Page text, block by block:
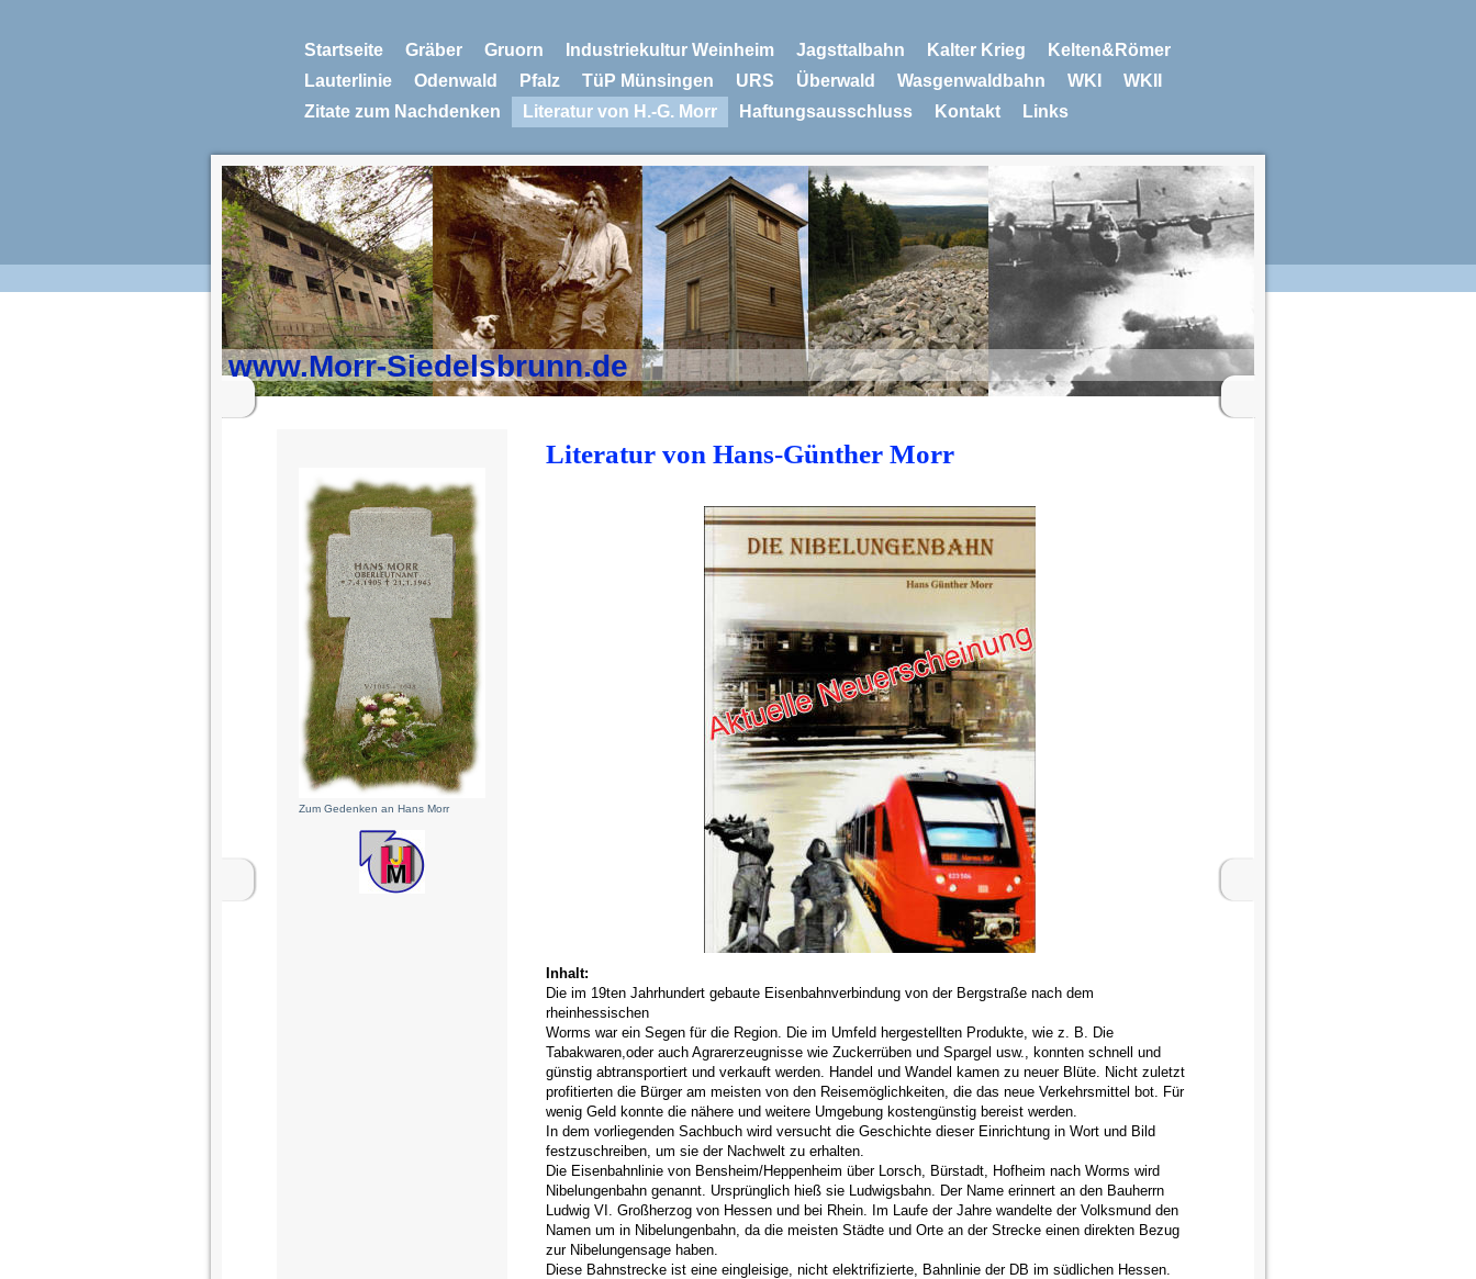
Startseite Gräber Gruorn Industriekultur Weinheim Jagsttalbahn Kalter Krieg
Kelten&Römer
Lauterlinie
Odenwald Pfalz TüP Münsingen URS Überwald Wasgenwaldbahn WKI
WKII
Zitate zum Nachdenken
Literatur von H.-G. Morr Haftungsausschluss Kontakt Links
www.Morr-Siedelsbrunn.de
Zum Gedenken an Hans Morr
Literatur von Hans-Günther Morr
Inhalt:
Die im 19ten Jahrhundert gebaute Eisenbahnverbindung von der Bergstraße nach dem
rheinhessischen
Worms war ein Segen für die Region. Die im Umfeld hergestellten Produkte, wie z. B. Die
Tabakwaren,oder auch Agrarerzeugnisse wie Zuckerrüben und Spargel usw., konnten schnell und
günstig abtransportiert und verkauft werden. Handel und Wandel kamen zu neuer Blüte. Nicht zuletzt
profitierten die Bürger am meisten von den Reisemöglichkeiten, die das neue Verkehrsmittel bot. Für
wenig Geld konnte die nähere und weitere Umgebung kostengünstig bereist werden.
In dem vorliegenden Sachbuch wird versucht die Geschichte dieser Einrichtung in Wort und Bild
festzuschreiben, um sie der Nachwelt zu erhalten.
Die Eisenbahnlinie von Bensheim/Heppenheim über Lorsch, Bürstadt, Hofheim nach Worms wird
Nibelungenbahn genannt. Ursprünglich hieß sie Ludwigsbahn. Der Name erinnert an den Bauherrn
Ludwig VI. Großherzog von Hessen und bei Rhein. Im Laufe der Jahre wandelte der Volksmund den
Namen um in Nibelungenbahn, da die meisten Städte und Orte an der Strecke einen direkten Bezug
zur Nibelungensage haben.
Diese Bahnstrecke ist eine eingleisige, nicht elektrifizierte, Bahnlinie der DB im südlichen Hessen.